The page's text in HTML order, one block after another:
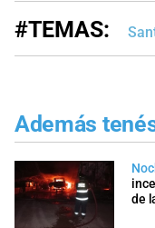
#TEMAS:
Además
de